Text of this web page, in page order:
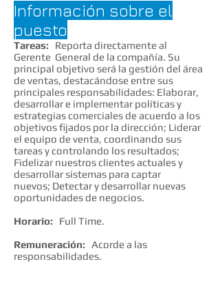
Información sobre el
puesto
Tareas: Reporta directamente al
Gerente General de la compañía. Su
principal objetivo será la gestión del área
de ventas, destacándose entre sus
principales responsabilidades: Elaborar,
desarrollar e implementar políticas y
estrategias comerciales de acuerdo a los
objetivos fijados por la dirección; Liderar
el equipo de venta, coordinando sus
tareas y controlando los resultados;
Fidelizar nuestros clientes actuales y
desarrollar sistemas para captar
nuevos; Detectar y desarrollar nuevas
oportunidades de negocios.
Horario: Full Time.
Remuneración: Acorde a las
responsabilidades.